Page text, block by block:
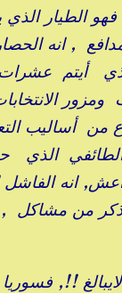
الطيار
, انه
أيتم
من أساليب
الذي
انه الفاشل
من مشاكل
!!,